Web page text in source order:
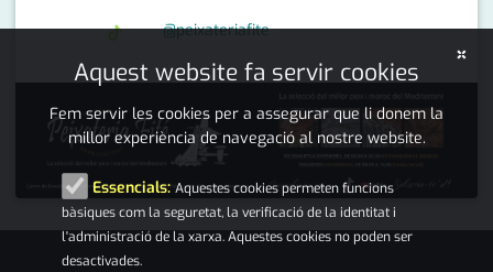
@peixateriafite
×
Aquest website fa servir cookies
Fem servir les cookies per a assegurar que li donem la
millor experiència de navegació al nostre website.
Essencials: Aquestes cookies permeten funcions
bàsiques com la seguretat, la verificació de la identitat i
l'administració de la xarxa. Aquestes cookies no poden ser
desactivades.